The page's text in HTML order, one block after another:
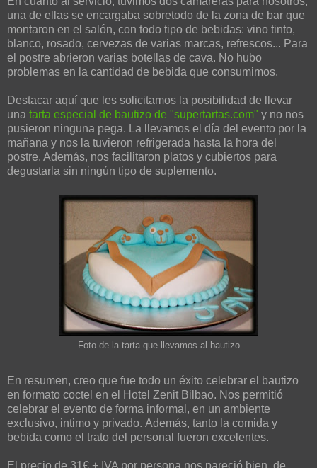
una de ellas se encargaba sobretodo de la zona de bar que
montaron en el salón, con todo tipo de bebidas: vino tinto,
blanco, rosado, cervezas de varias marcas, refrescos... Para
el postre abrieron varias botellas de cava. No hubo
problemas en la cantidad de bebida que consumimos.
Destacar aquí que les solicitamos la posibilidad de llevar
una tarta especial de bautizo de "supertartas.com" y no nos
pusieron ninguna pega. La llevamos el día del evento por la
mañana y nos la tuvieron refrigerada hasta la hora del
postre. Además, nos facilitaron platos y cubiertos para
degustarla sin ningún tipo de suplemento.
Foto de la tarta que llevamos al bautizo
En resumen, creo que fue todo un éxito celebrar el bautizo
en formato coctel en el Hotel Zenit Bilbao. Nos permitió
celebrar el evento de forma informal, en un ambiente
exclusivo, intimo y privado. Además, tanto la comida y
bebida como el trato del personal fueron excelentes.
El precio de 31€ + IVA por persona nos pareció bien, de